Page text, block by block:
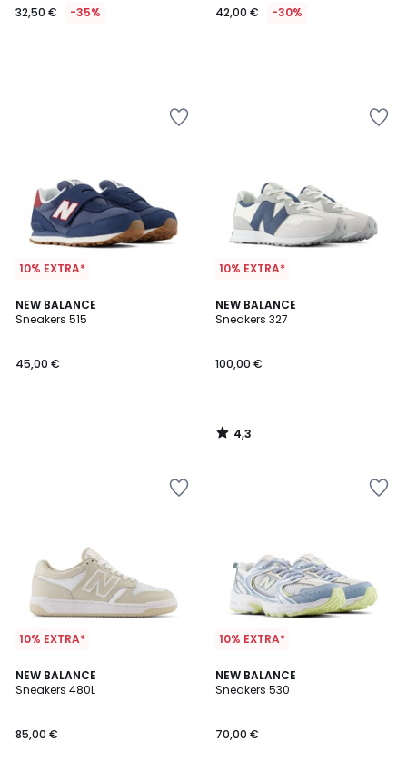
32,50 € -35% 42,00 € -30%
10% EXTRA*
NEW BALANCE
Sneakers 515
45,00 €
10% EXTRA*
NEW BALANCE
Sneakers 327
100,00 €
4,3
/ 5
4,3
/
10% EXTRA*
NEW BALANCE
Sneakers 480L
85,00 €
4,7
/ 5
10% EXTRA*
NEW BALANCE
Sneakers 530
70,00 €
4,5
/ 5